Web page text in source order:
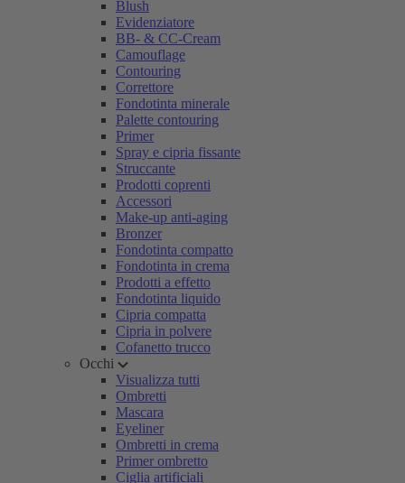
Blush
Evidenziatore
BB- & CC-Cream
Camouflage
Contouring
Correttore
Fondotinta minerale
Palette contouring
Primer
Spray e cipria fissante
Struccante
Prodotti coprenti
Accessori
Make-up anti-aging
Bronzer
Fondotinta compatto
Fondotinta in crema
Prodotti a effetto
Fondotinta liquido
Cipria compatta
Cipria in polvere
Cofanetto trucco
Occhi
Visualizza tutti
Ombretti
Mascara
Eyeliner
Ombretti in crema
Primer ombretto
Ciglia artificiali